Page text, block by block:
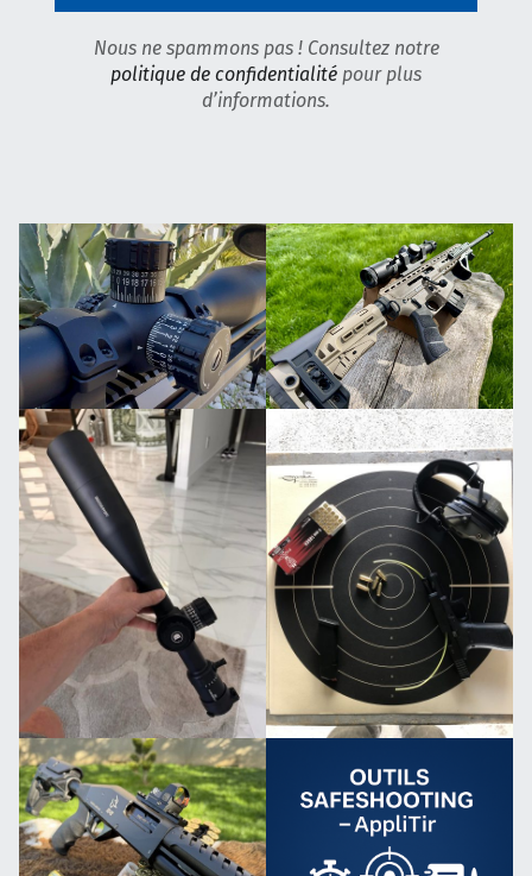
Nous ne spammons pas ! Consultez notre
politique de confidentialité pour plus
d’informations.